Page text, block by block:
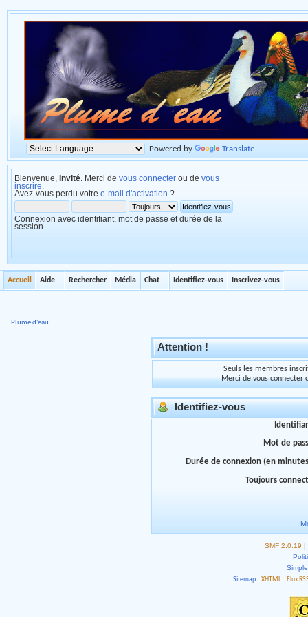
Powered by Translate
Bienvenue, Invité . Merci de vous connecter ou de vous
inscrire
Avez-vous perdu votre e-mail d'activation ?
Connexion avec identifiant, mot de passe et durée de la
session
Accueil Aide Rechercher Média Chat Identifiez-vous Inscrivez-vous
Plume d'eau
Attention !
Seuls les membres
Merci de vous connecter
Identifiez-vous
Mot de
Durée de connexion (en
Toujours
SMF 2.0.19 |
Sitemap
XHTML Flux